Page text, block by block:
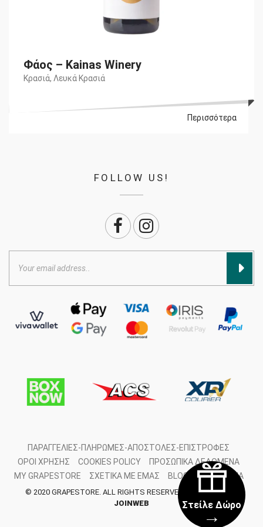
Στείλε Δώρο
→
Φάος – Kainas Winery
Κρασιά, Λευκά Κρασιά
Περισσότερα
FOLLOW US!
ΠΑΡΑΓΓΕΛΊΕΣ-ΠΛΗΡΩΜΈΣ-ΑΠΟΣΤΟΛΈΣ-ΕΠΙΣΤΡΟΦΈΣ
ΌΡΟΙ ΧΡΉΣΗΣ
COOKIES POLICY
ΠΡΟΣΩΠΙΚΆ ΔΕΔΟΜΈΝΑ
MY GRAPESTORE
ΣΧΕΤΙΚΆ ΜΕ ΕΜΆΣ BLOG ΕΠΙΚΟΙΝΩΝΊΑ
© 2020 GRAPESTORE. ALL RIGHTS RESERVED. DEVELOPED BY
JOINWEB